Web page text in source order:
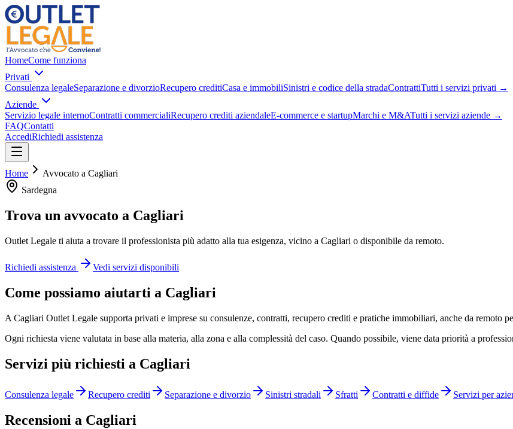
HomeCome funziona
Privati
Consulenza legaleSeparazione e divorzioRecupero creditiCasa e immobiliSinistri e codice della stradaContrattiTutti i servizi privati →
Aziende
Servizio legale internoContratti commercialiRecupero crediti aziendaleE-commerce e startupMarchi e M&ATutti i servizi aziende →
FAQContatti
AccediRichiedi assistenza
Home Avvocato a Cagliari
Sardegna
Trova un avvocato a Cagliari
Outlet Legale ti aiuta a trovare il professionista più adatto alla tua esigenza, vicino a Cagliari o disponibile da remoto.
Richiedi assistenza Vedi servizi disponibili
Come possiamo aiutarti a Cagliari
A Cagliari Outlet Legale supporta privati e imprese su consulenze, contratti, recupero crediti e pratiche immobiliari, anche da remoto
Ogni richiesta viene valutata in base alla materia, alla zona e alla complessità del caso. Quando possibile, viene data priorità a
Servizi più richiesti a Cagliari
Consulenza legale Recupero crediti Separazione e divorzio Sinistri stradali Sfratti Contratti e diffide Servizi per
Recensioni a Cagliari